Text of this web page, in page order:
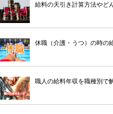
給料の天引き計算方法やど
休職（介護・うつ）の時の
職人の給料年収を職種別で